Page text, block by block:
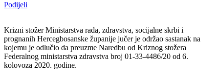
Podijeli
Krizni stožer Ministarstva rada, zdravstva, socijalne skrbi i
prognanih Hercegbosanske županije jučer je održao sastanak na
kojemu je odlučio da preuzme Naredbu od Kriznog stožera
Federalnog ministarstva zdravstva broj 01-33-4486/20 od 6.
kolovoza 2020. godine.